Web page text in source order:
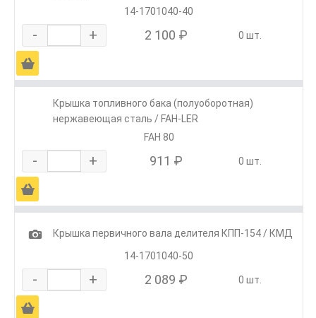
14-1701040-40
- + 2 100 ₽ 0 шт.
Ä
Крышка топливного бака (полуоборотная)
нержавеющая сталь / FAH-LER
FAH 80
- + 911 ₽ 0 шт.
Ä
1
Крышка первичного вала делителя КПП-154 / КМД
14-1701040-50
- + 2 089 ₽ 0 шт.
Ä